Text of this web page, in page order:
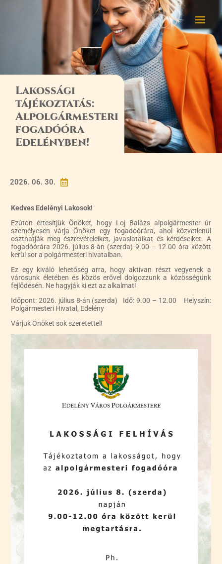
Lakossági
tájékoztatás:
Alpolgármesteri
fogadóóra
Edelényben!

2026. 06. 30.
Kedves Edelényi Lakosok!
Ezúton értesítjük Önöket, hogy Loj Balázs alpolgármester úr
személyesen várja Önöket egy fogadóórára, ahol közvetlenül
oszthatják meg észrevételeiket, javaslataikat és kérdéseiket. A
fogadóórára 2026. július 8-án (szerda) 9.00 – 12.00 óra között
kerül sor a polgármesteri hivatalban.
Ez egy kiváló lehetőség arra, hogy aktívan részt vegyenek a
városunk életében és közös erővel dolgozzunk a közösségünk
fejlődésén. Ne hagyják ki ezt az alkalmat!
Időpont: 2026. július 8-án (szerda) Idő: 9.00 – 12.00 Helyszín:
Polgármesteri Hivatal, Edelény
Várjuk Önöket sok szeretettel!